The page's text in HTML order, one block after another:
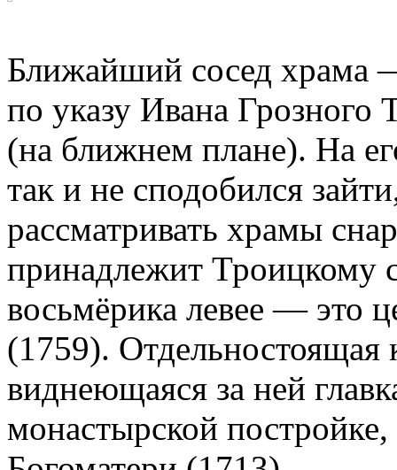
Ближайший сосед храма
по указу Ивана
(на ближнем плане). На
так и не сподобился
рассматривать храмы
принадлежит Троицкому
восьмёрика левее — это
(1759). Отдельностоящая
виднеющаяся за ней
монастырской